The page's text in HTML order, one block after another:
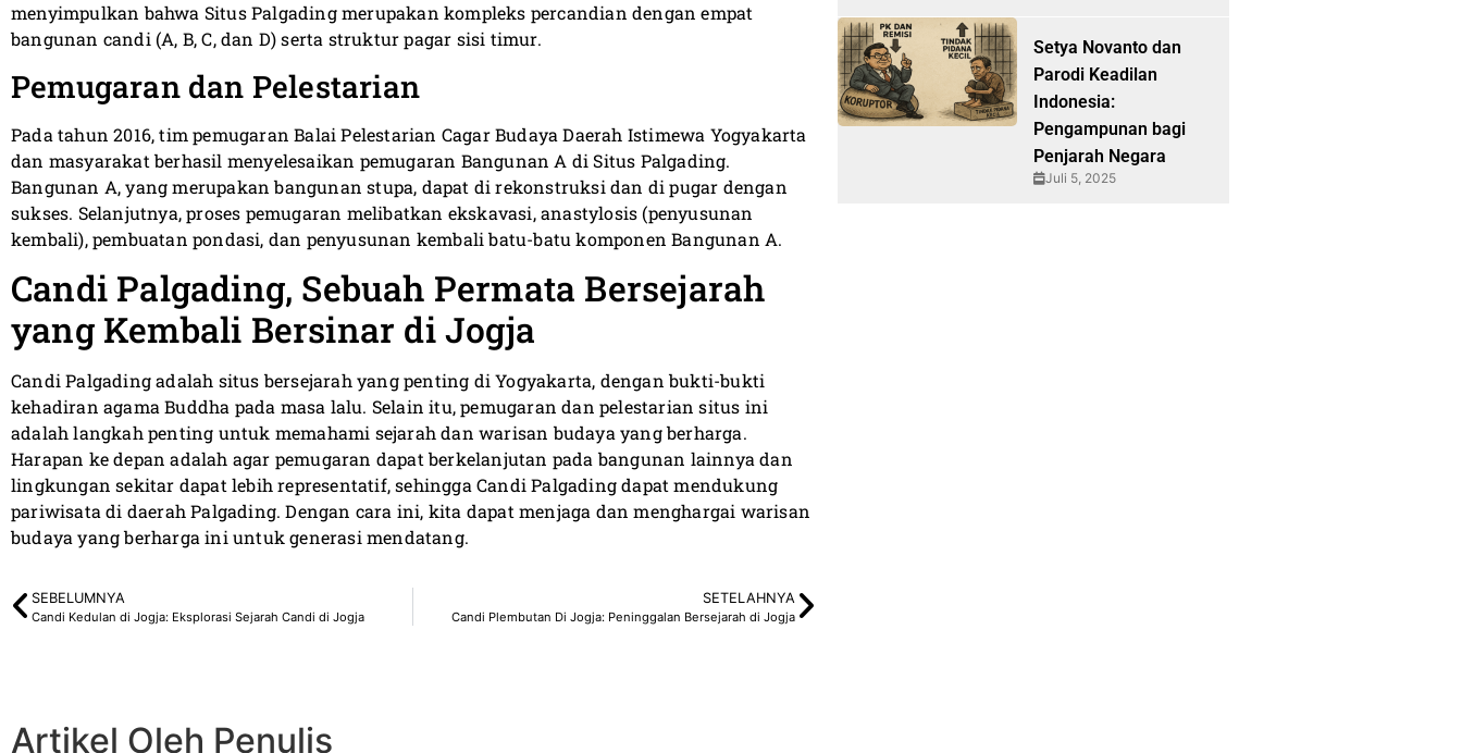
menyimpulkan bahwa Situs Palgading merupakan kompleks percandian dengan empat
bangunan candi (A, B, C, dan D) serta struktur pagar sisi timur.
Pemugaran dan Pelestarian
Pada tahun 2016, tim pemugaran Balai Pelestarian Cagar Budaya Daerah Istimewa Yogyakarta
dan masyarakat berhasil menyelesaikan pemugaran Bangunan A di Situs Palgading.
Bangunan A, yang merupakan bangunan stupa, dapat di rekonstruksi dan di pugar dengan
sukses. Selanjutnya, proses pemugaran melibatkan ekskavasi, anastylosis (penyusunan
kembali), pembuatan pondasi, dan penyusunan kembali batu-batu komponen Bangunan A.
Candi Palgading, Sebuah Permata Bersejarah
yang Kembali Bersinar di Jogja
Candi Palgading adalah situs bersejarah yang penting di Yogyakarta, dengan bukti-bukti
kehadiran agama Buddha pada masa lalu. Selain itu, pemugaran dan pelestarian situs ini
adalah langkah penting untuk memahami sejarah dan warisan budaya yang berharga.
Harapan ke depan adalah agar pemugaran dapat berkelanjutan pada bangunan lainnya dan
lingkungan sekitar dapat lebih representatif, sehingga Candi Palgading dapat mendukung
pariwisata di daerah Palgading. Dengan cara ini, kita dapat menjaga dan menghargai warisan
budaya yang berharga ini untuk generasi mendatang.
SEBELUMNYA
Candi Kedulan di Jogja: Eksplorasi Sejarah Candi di Jogja
SETELAHNYA
Candi Plembutan Di Jogja: Peninggalan Bersejarah di Jogja
Artikel Oleh Penulis
Setya Novanto dan
Parodi Keadilan
Indonesia:
Pengampunan bagi
Penjarah Negara
Juli 5, 2025